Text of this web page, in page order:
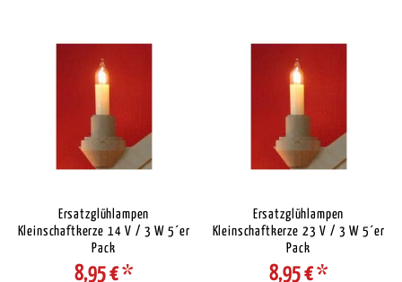
Ersatzglühlampen
Kleinschaftkerze 14 V / 3 W 5´er
Pack
8,95 €*
Ersatzglühlampen
Kleinschaftkerze 23 V / 3 W 5´er
Pack
8,95 €*